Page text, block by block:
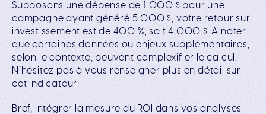
Supposons une dépense de 1 000 $ pour une
campagne ayant généré 5 000 $, votre retour sur
investissement est de 400 %, soit 4 000 $. À noter
que certaines données ou enjeux supplémentaires,
selon le contexte, peuvent complexifier le calcul.
N’hésitez pas à vous renseigner plus en détail sur
cet indicateur!
Bref, intégrer la mesure du ROI dans vos analyses